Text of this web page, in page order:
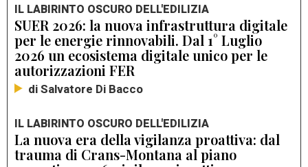
IL LABIRINTO OSCURO DELL'EDILIZIA
SUER 2026: la nuova infrastruttura digitale
per le energie rinnovabili. Dal 1° Luglio
2026 un ecosistema digitale unico per le
autorizzazioni FER
di Salvatore Di Bacco
IL LABIRINTO OSCURO DELL'EDILIZIA
La nuova era della vigilanza proattiva: dal
trauma di Crans-Montana al piano